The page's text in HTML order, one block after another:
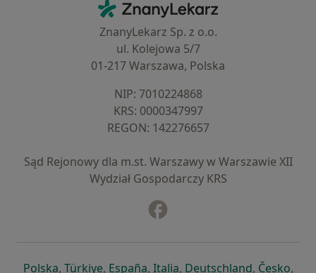
ZnanyLekarz - Strona główna
ZnanyLekarz Sp. z o.o.
ul. Kolejowa 5/7
01-217 Warszawa, Polska
NIP: ⁠7010224868
KRS: ⁠0000347997
REGON: ⁠142276657
Sąd Rejonowy dla m.st. Warszawy w Warszawie XII
Wydział Gospodarczy KRS
Polskaotwiera się w nowej karcie
, Türkiyeotwiera się w nowej karcie
, Españaotwiera się w nowej karcie
, Italiaotwiera się w nowej
, Deutschlandotwiera się
, Česko,